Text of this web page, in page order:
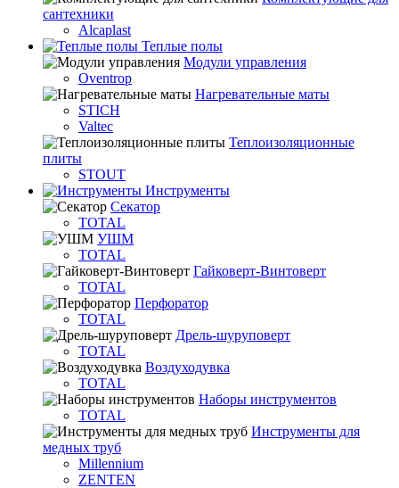
сантехники
Alcaplast
Теплые полы
Модули управления
Oventrop
Нагревательные маты
STICH
Valtec
Теплоизоляционные
плиты
STOUT
Инструменты
Секатор
TOTAL
УШМ
TOTAL
Гайковерт-Винтоверт
TOTAL
Перфоратор
TOTAL
Дрель-шуруповерт
TOTAL
Воздуходувка
TOTAL
Наборы инструментов
TOTAL
Инструменты для
медных труб
Millennium
ZENTEN